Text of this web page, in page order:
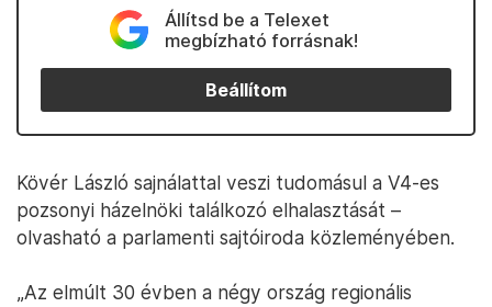
Állítsd be a Telexet
megbízható forrásnak!
Beállítom
Kövér László sajnálattal veszi tudomásul a V4-es
pozsonyi házelnöki találkozó elhalasztását –
olvasható a parlamenti sajtóiroda közleményében.
„Az elmúlt 30 évben a négy ország regionális